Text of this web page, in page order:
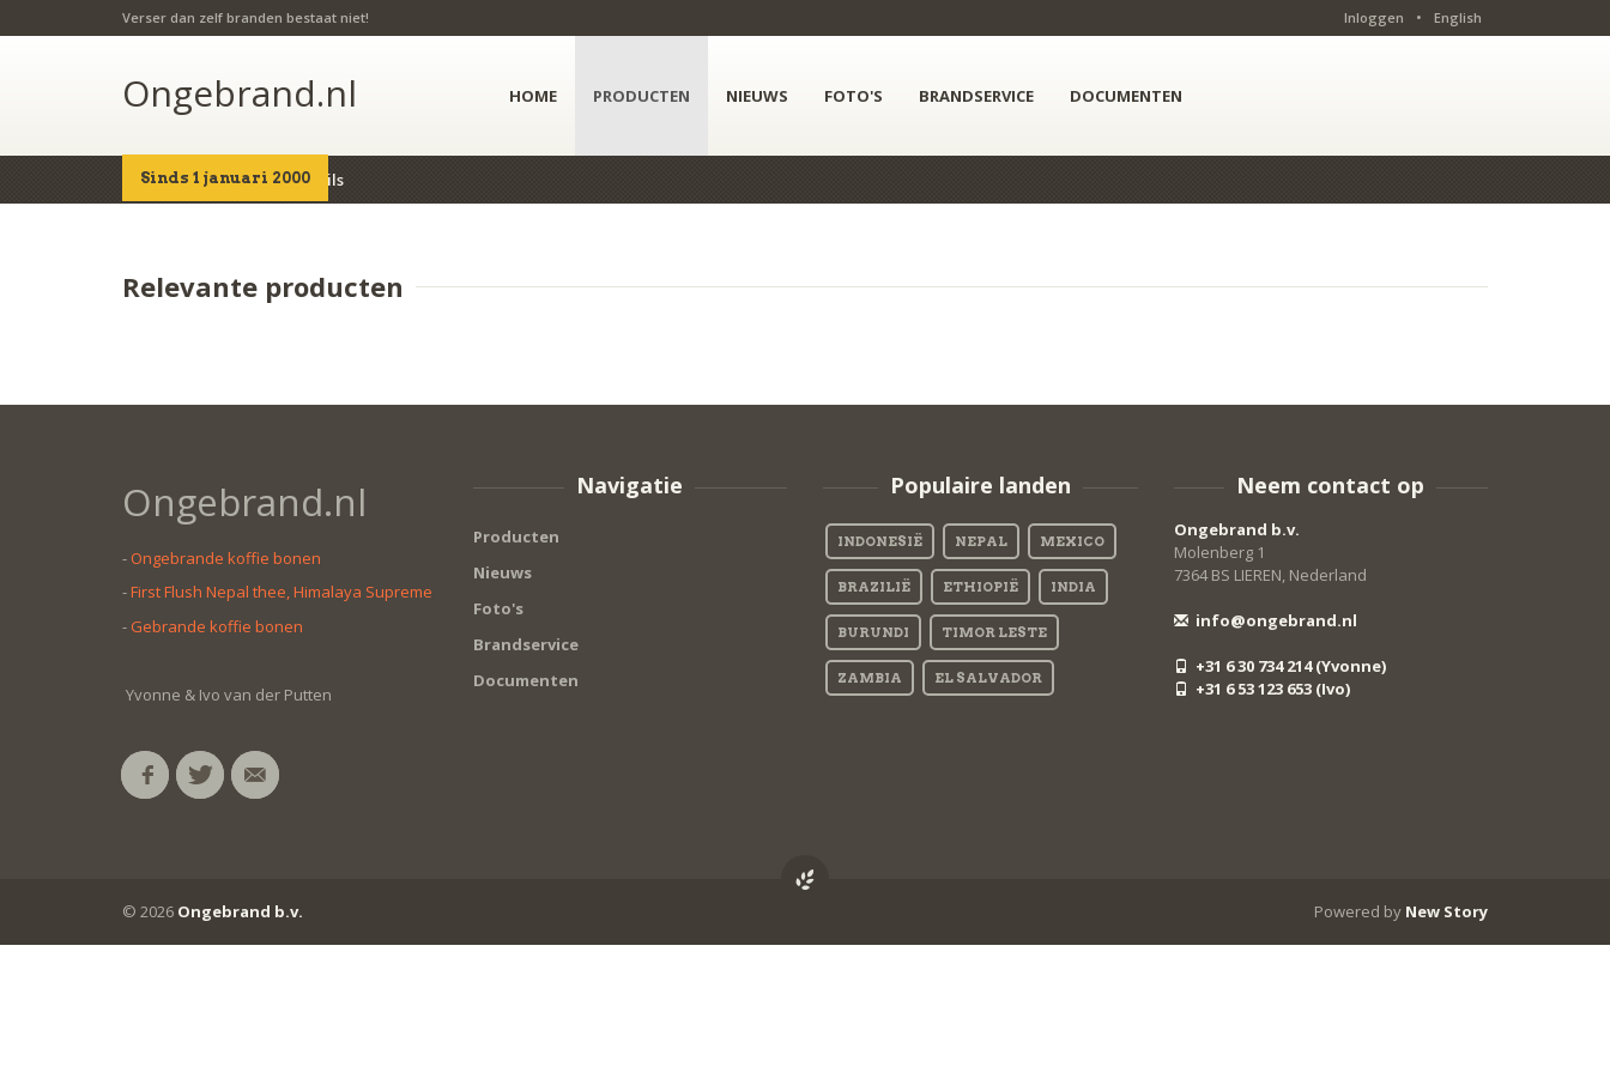
Verser dan zelf branden bestaat niet! Inloggen • English
Ongebrand.nl
Sinds 1 januari 2000
HOME PRODUCTEN NIEUWS FOTO'S BRANDSERVICE DOCUMENTEN
Home Producten Details
Relevante producten
Ongebrand.nl
- Ongebrande koffie bonen
-First Flush Nepal thee, Himalaya Supreme
- Gebrande koffie bonen
Yvonne & Ivo van der Putten
Navigatie
Producten
Nieuws
Foto's
Brandservice
Documenten
Populaire landen
INDONESIË NEPAL MEXICO
BRAZILIË ETHIOPIË INDIA
BURUNDI TIMOR LESTE
ZAMBIA EL SALVADOR
Neem contact op
Ongebrand b.v.
Molenberg 1
7364 BS LIEREN, Nederland
info@ongebrand.nl
+31 6 30 734 214 (Yvonne)
+31 6 53 123 653 (Ivo)
© 2026 Ongebrand b.v. Powered by New Story